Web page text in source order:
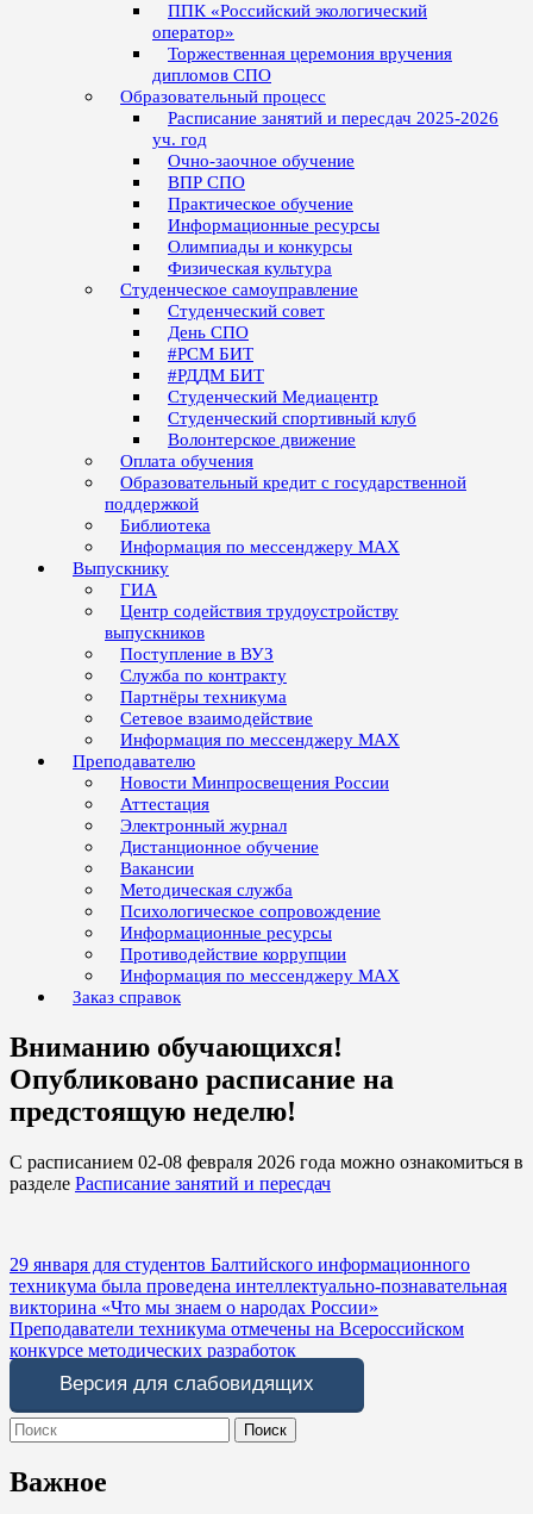
ППК «Российский экологический
оператор»
Торжественная церемония вручения
дипломов СПО
Образовательный процесс
Расписание занятий и пересдач 2025-2026
уч. год
Очно-заочное обучение
ВПР СПО
Практическое обучение
Информационные ресурсы
Олимпиады и конкурсы
Физическая культура
Студенческое самоуправление
Студенческий совет
День СПО
#РСМ БИТ
#РДДМ БИТ
Студенческий Медиацентр
Студенческий спортивный клуб
Волонтерское движение
Оплата обучения
Образовательный кредит с государственной
поддержкой
Библиотека
Информация по мессенджеру MAX
Выпускнику
ГИА
Центр содействия трудоустройству
выпускников
Поступление в ВУЗ
Служба по контракту
Партнёры техникума
Сетевое взаимодействие
Информация по мессенджеру MAX
Преподавателю
Новости Минпросвещения России
Аттестация
Электронный журнал
Дистанционное обучение
Вакансии
Методическая служба
Психологическое сопровождение
Информационные ресурсы
Противодействие коррупции
Информация по мессенджеру MAX
Заказ справок
Вниманию обучающихся!
Опубликовано расписание на
предстоящую неделю!
С расписанием 02-08 февраля 2026 года можно ознакомиться в
разделе Расписание занятий и пересдач
Навигация
по
записям
29 января для студентов Балтийского информационного
техникума была проведена интеллектуально-познавательная
викторина «Что мы знаем о народах России»
Преподаватели техникума отмечены на Всероссийском
конкурсе методических разработок
Версия для слабовидящих
Search
for:
Важное